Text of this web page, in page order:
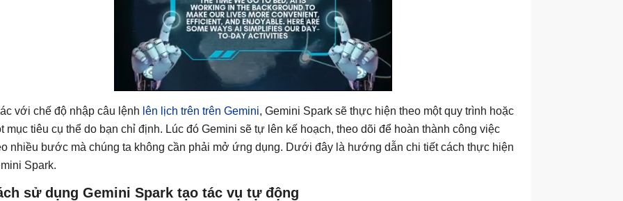
với chế độ nhập câu lệnh lên lịch trên trên Gemini, Gemini Spark sẽ thực hiện theo một quy trình hoặc
mục tiêu cụ thể do bạn chỉ định. Lúc đó Gemini sẽ tự lên kế hoạch, theo dõi để hoàn thành công việc
nhiều bước mà chúng ta không cần phải mở ứng dụng. Dưới đây là hướng dẫn chi tiết cách thực hiện
Spark.
sử dụng Gemini Spark tạo tác vụ tự động